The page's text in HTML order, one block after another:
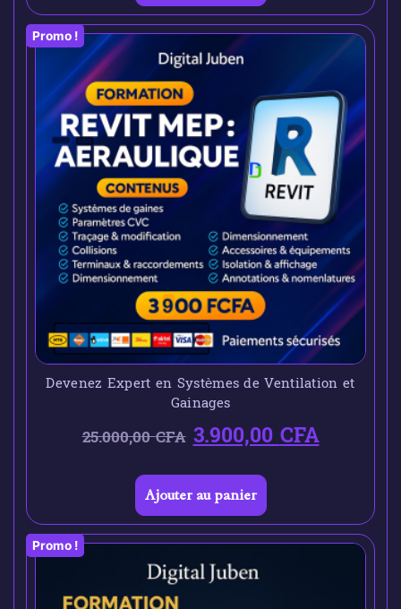
Promo !
Devenez Expert en Systèmes de Ventilation et
Gainages
25.000,00CFA 3.900,00CFA
Ajouter au panier
Promo !